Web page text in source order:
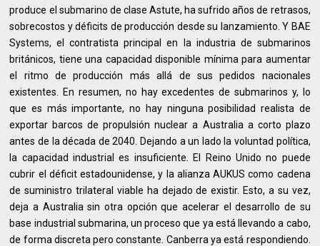
produce el submarino de clase Astute, ha sufrido años de retrasos,
sobrecostos y déficits de producción desde su lanzamiento. Y BAE
Systems, el contratista principal en la industria de submarinos
británicos, tiene una capacidad disponible mínima para aumentar
el ritmo de producción más allá de sus pedidos nacionales
existentes. En resumen, no hay excedentes de submarinos y, lo
que es más importante, no hay ninguna posibilidad realista de
exportar barcos de propulsión nuclear a Australia a corto plazo
antes de la década de 2040. Dejando a un lado la voluntad política,
la capacidad industrial es insuficiente. El Reino Unido no puede
cubrir el déficit estadounidense, y la alianza AUKUS como cadena
de suministro trilateral viable ha dejado de existir. Esto, a su vez,
deja a Australia sin otra opción que acelerar el desarrollo de su
base industrial submarina, un proceso que ya está llevando a cabo,
de forma discreta pero constante. Canberra ya está respondiendo.